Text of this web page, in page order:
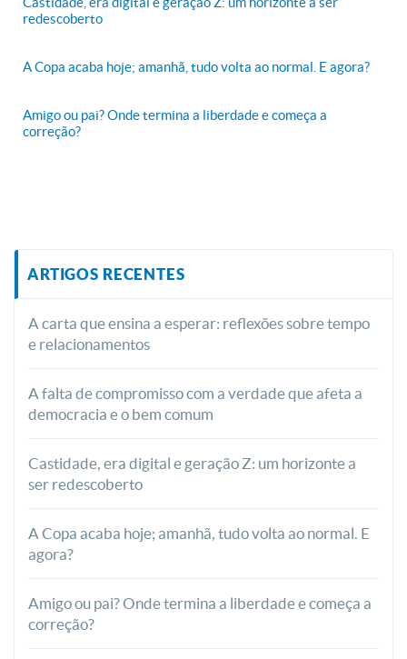
redescoberto
A Copa acaba hoje; amanhã, tudo volta ao normal. E agora?
Amigo ou pai? Onde termina a liberdade e começa a
correção?
ARTIGOS RECENTES
A carta que ensina a esperar: reflexões sobre tempo
e relacionamentos
A falta de compromisso com a verdade que afeta a
democracia e o bem comum
Castidade, era digital e geração Z: um horizonte a
ser redescoberto
A Copa acaba hoje; amanhã, tudo volta ao normal. E
agora?
Amigo ou pai? Onde termina a liberdade e começa a
correção?